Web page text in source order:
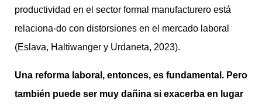
productividad en el sector formal manufacturero está
relaciona-do con distorsiones en el mercado laboral
(Eslava, Haltiwanger y Urdaneta, 2023).
Una reforma laboral, entonces, es fundamental. Pero
también puede ser muy dañina si exacerba en lugar